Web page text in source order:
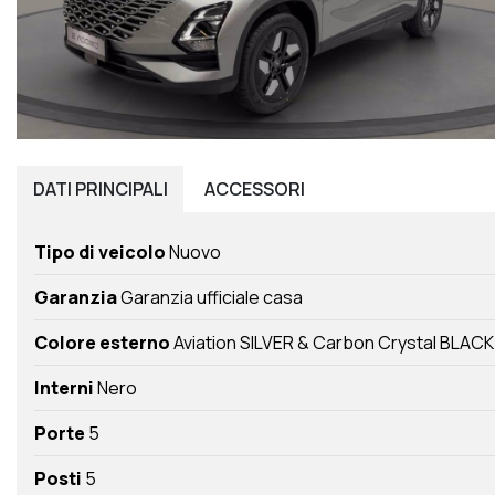
DATI PRINCIPALI ACCESSORI
Tipo di veicoloNuovo
GaranziaGaranzia ufficiale casa
Colore esternoAviation SILVER & Carbon Crystal
InterniNero
Porte 5
Posti 5